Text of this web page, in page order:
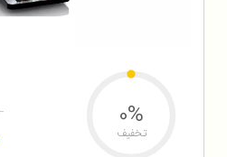
0%
تخفیف